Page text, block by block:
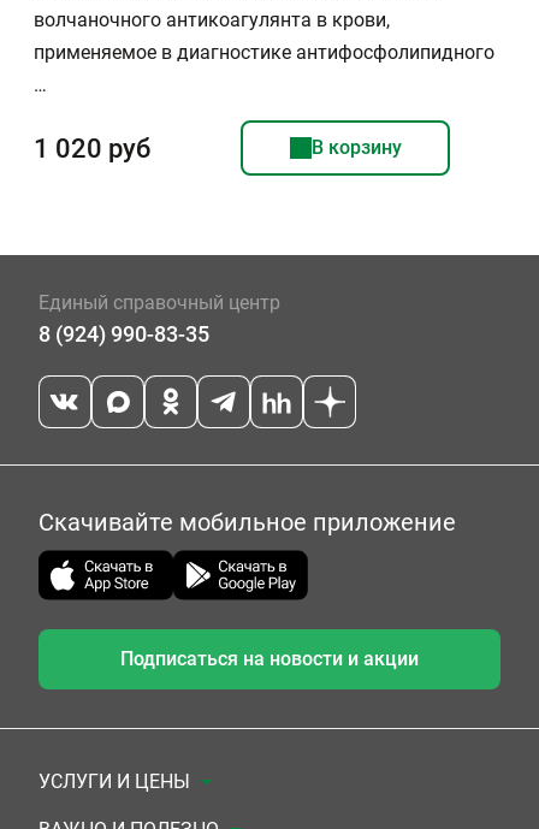
волчаночного антикоагулянта в крови,
применяемое в диагностике антифосфолипидного
…
1 020 руб В корзину
Единый справочный центр
8 (924) 990-83-35
Скачивайте мобильное приложение
Подписаться на новости и акции
УСЛУГИ И ЦЕНЫ